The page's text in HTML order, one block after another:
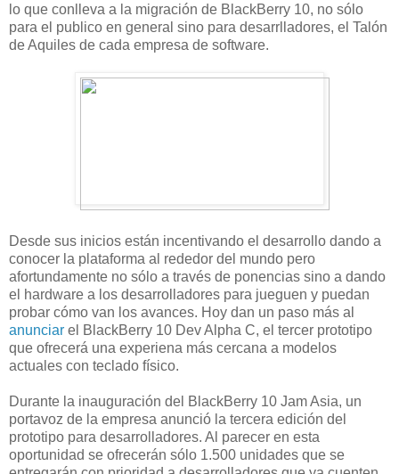
lo que conlleva a la migración de BlackBerry 10, no sólo
para el publico en general sino para desarrlladores, el Talón
de Aquiles de cada empresa de software.
Desde sus inicios están incentivando el desarrollo dando a
conocer la plataforma al rededor del mundo pero
afortundamente no sólo a través de ponencias sino a dando
el hardware a los desarrolladores para jueguen y puedan
probar cómo van los avances. Hoy dan un paso más al
anunciar el BlackBerry 10 Dev Alpha C, el tercer prototipo
que ofrecerá una experiena más cercana a modelos
actuales con teclado físico.
Durante la inauguración del BlackBerry 10 Jam Asia, un
portavoz de la empresa anunció la tercera edición del
prototipo para desarrolladores. Al parecer en esta
oportunidad se ofrecerán sólo 1.500 unidades que se